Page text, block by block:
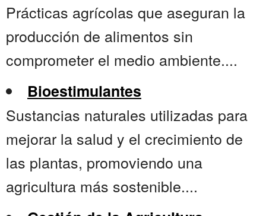
Prácticas agrícolas que aseguran la
producción de alimentos sin
comprometer el medio ambiente....
Bioestimulantes
Sustancias naturales utilizadas para
mejorar la salud y el crecimiento de
las plantas, promoviendo una
agricultura más sostenible....